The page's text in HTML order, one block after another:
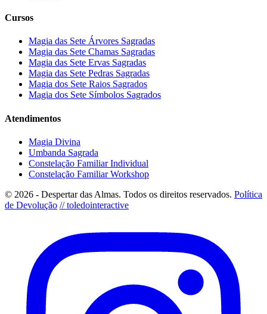
Cursos
Magia das Sete Árvores Sagradas
Magia das Sete Chamas Sagradas
Magia das Sete Ervas Sagradas
Magia das Sete Pedras Sagradas
Magia dos Sete Raios Sagrados
Magia dos Sete Símbolos Sagrados
Atendimentos
Magia Divina
Umbanda Sagrada
Constelação Familiar Individual
Constelação Familiar Workshop
© 2026 - Despertar das Almas. Todos os direitos reservados. Política
de Devolução // toledointeractive